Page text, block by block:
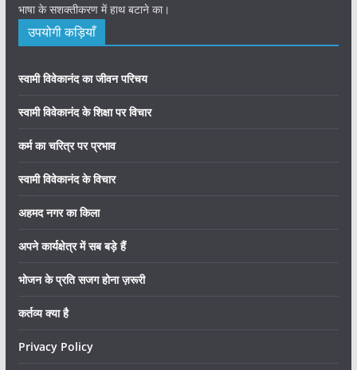
भाषा के सशक्तीकरण में हाथ बटाने का।
उपयोगी कड़ियाँ
स्वामी विवेकानंद का जीवन परिचय
स्वामी विवेकानंद के शिक्षा पर विचार
कर्म का चरित्र पर प्रभाव
स्वामी विवेकानंद के विचार
अहमद नगर का किला
अपने कार्यक्षेत्र में सब बड़े हैं
भोजन के प्रति सजग होना ज़रूरी
कर्तव्य क्या है
Privacy Policy